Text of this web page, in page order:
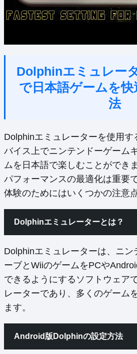
Dolphinエミュレー
で日本語ゲームを
法
Dolphinエミュレーターを使用
バイス上でニンテンドーゲーム
ムを日本語で楽しむことができ
パフォーマンスの最適化は重要
体験のためにはいくつかの注意
Dolphinエミュレーターとは？
Dolphinエミュレーターは、ニン
ーブとWiiのゲームをPCや
できるようにするソフトウェア
レーターであり、多くのゲーム
ます。
Android版Dolphinの設定方法